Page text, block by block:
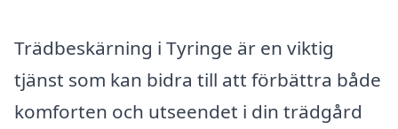
Trädbeskärning i Tyringe är en viktig
tjänst som kan bidra till att förbättra både
komforten och utseendet i din trädgård